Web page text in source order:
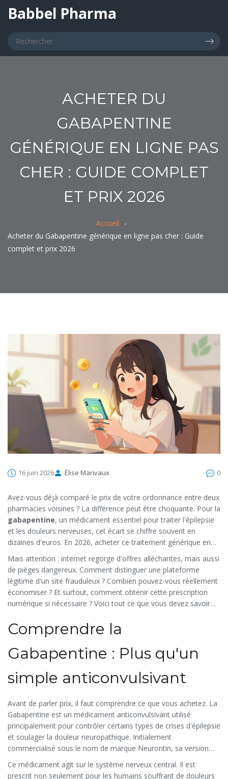
Babbel Pharma
ACHETER DU
GABAPENTINE
GÉNÉRIQUE EN LIGNE PAS
CHER : GUIDE COMPLET
ET PRIX 2026
Accueil
Acheter du Gabapentine générique en ligne pas cher : Guide
complet et prix 2026
16 juin 2026 Élise Marivaux 0
Avez-vous déjà comparé le prix de votre ordonnance entre deux
pharmacies voisines ? La différence peut être choquante. Pour la
gabapentine, un médicament essentiel pour traiter l'épilepsie
et les douleurs nerveuses, cet écart se chiffre souvent en
dizaines d'euros. En 2026, acheter ce traitement générique en
ligne n'est plus une option marginale, c'est devenu la norme
pour ceux qui veulent gérer leur budget santé sans sacrifier la
qualité.
Mais attention : internet regorge d'offres alléchantes, mais aussi
de pièges dangereux. Comment distinguer une plateforme
légitime d'un site frauduleux ? Combien pouvez-vous réellement
économiser ? Et surtout, comment obtenir cette prescription
numérique si nécessaire ? Voici tout ce que vous devez savoir
sécurité.
Comprendre la
Gabapentine : Plus qu'un
simple anticonvulsivant
Avant de parler prix, il faut comprendre ce que vous achetez. La
Gabapentine est un médicament anticonvulsivant utilisé
principalement pour contrôler certains types de crises d'épilepsie
et soulager la douleur neuropathique. Initialement
commercialisé sous le nom de marque Neurontin, sa version
générique est aujourd'hui largement disponible. Cela signifie que
le principe actif est identique, mais le prix est considérablement
Ce médicament agit sur le système nerveux central. Il est
prescrit non seulement pour les humains souffrant de douleurs